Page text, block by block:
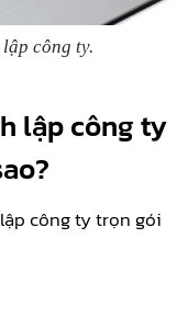
công ty.
lập công ty
công ty trọn gói